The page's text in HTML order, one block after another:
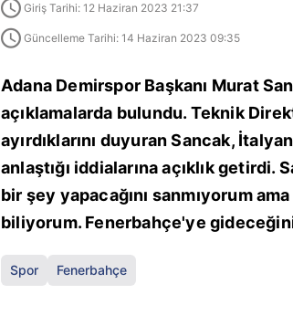
Giriş Tarihi: 12 Haziran 2023 21:37
Güncelleme Tarihi: 14 Haziran 2023 09:35
Adana Demirspor Başkanı Murat
açıklamalarda bulundu. Teknik
ayırdıklarını duyuran Sancak,
anlaştığı iddialarına açıklık getirdi.
bir şey yapacağını sanmıyorum
biliyorum. Fenerbahçe'ye
Spor Fenerbahçe